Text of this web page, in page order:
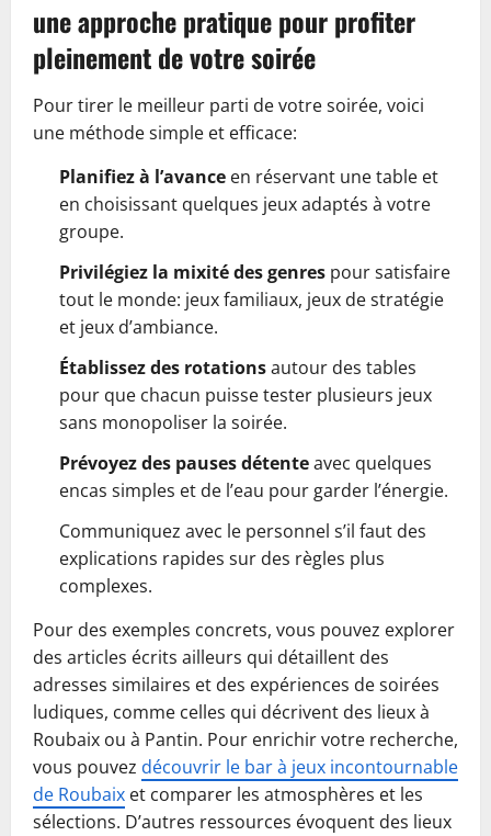
une approche pratique pour profiter
pleinement de votre soirée
Pour tirer le meilleur parti de votre soirée, voici
une méthode simple et efficace:
Planifiez à l’avance en réservant une table et
en choisissant quelques jeux adaptés à votre
groupe.
Privilégiez la mixité des genres pour satisfaire
tout le monde: jeux familiaux, jeux de stratégie
et jeux d’ambiance.
Établissez des rotationsautour des tables
pour que chacun puisse tester plusieurs jeux
sans monopoliser la soirée.
Prévoyez des pauses détenteavec quelques
encas simples et de l’eau pour garder l’énergie.
Communiquez avec le personnel s’il faut des
explications rapides sur des règles plus
complexes.
Pour des exemples concrets, vous pouvez explorer
des articles écrits ailleurs qui détaillent des
adresses similaires et des expériences de soirées
ludiques, comme celles qui décrivent des lieux à
Roubaix ou à Pantin. Pour enrichir votre recherche,
vous pouvez découvrir le bar à jeux incontournable
de Roubaix et comparer les atmosphères et les
sélections. D’autres ressources évoquent des lieux